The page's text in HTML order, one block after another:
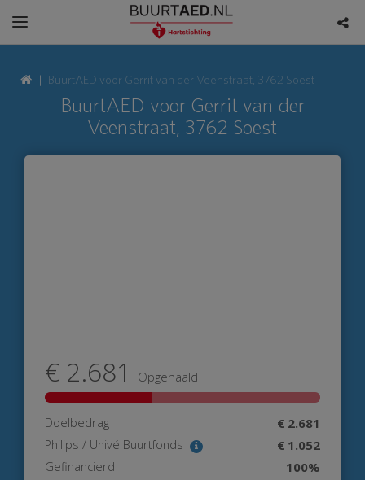
BuurtAED voor Gerrit van der Veenstraat, 3762 Soest
BuurtAED voor Gerrit van der
Veenstraat, 3762 Soest
€ 2.681 Opgehaald
Doelbedrag € 2.681
Philips / Univé Buurtfonds € 1.052
Gefinancierd 100%